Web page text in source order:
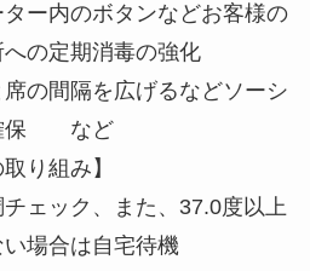
ター内のボタンなどお客様の
の定期消毒の強化
席の間隔を広げるなどソーシ
確保 など
り組み】
チェック、また、37.0度以上
場合は自宅待機